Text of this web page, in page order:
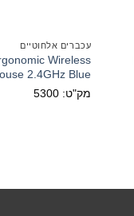
עכברים אלחוטיים
Wireless
2.4GHz Blue
מק"ט: 5300